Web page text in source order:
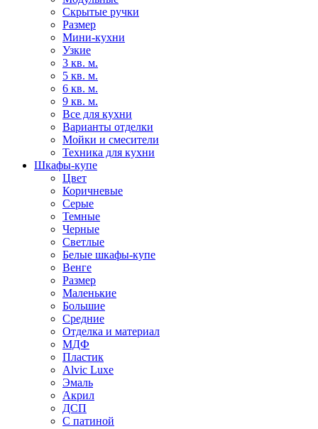
Скрытые ручки
Размер
Мини-кухни
Узкие
3 кв. м.
5 кв. м.
6 кв. м.
9 кв. м.
Все для кухни
Варианты отделки
Мойки и смесители
Техника для кухни
Шкафы-купе
Цвет
Коричневые
Серые
Темные
Черные
Светлые
Белые шкафы-купе
Венге
Размер
Маленькие
Большие
Средние
Отделка и материал
МДФ
Пластик
Alvic Luxe
Эмаль
Акрил
ДСП
С патиной